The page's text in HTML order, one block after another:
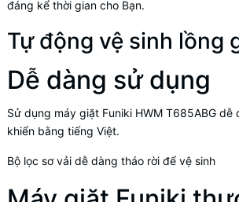
đáng kể thời gian cho Bạn.
Tự động vệ sinh lồng
Dễ dàng sử dụng
Sử dụng máy giặt Funiki HWM T685ABG dễ
khiển bằng tiếng Việt.
Bộ lọc sơ vải dễ dàng tháo rời để vệ sinh